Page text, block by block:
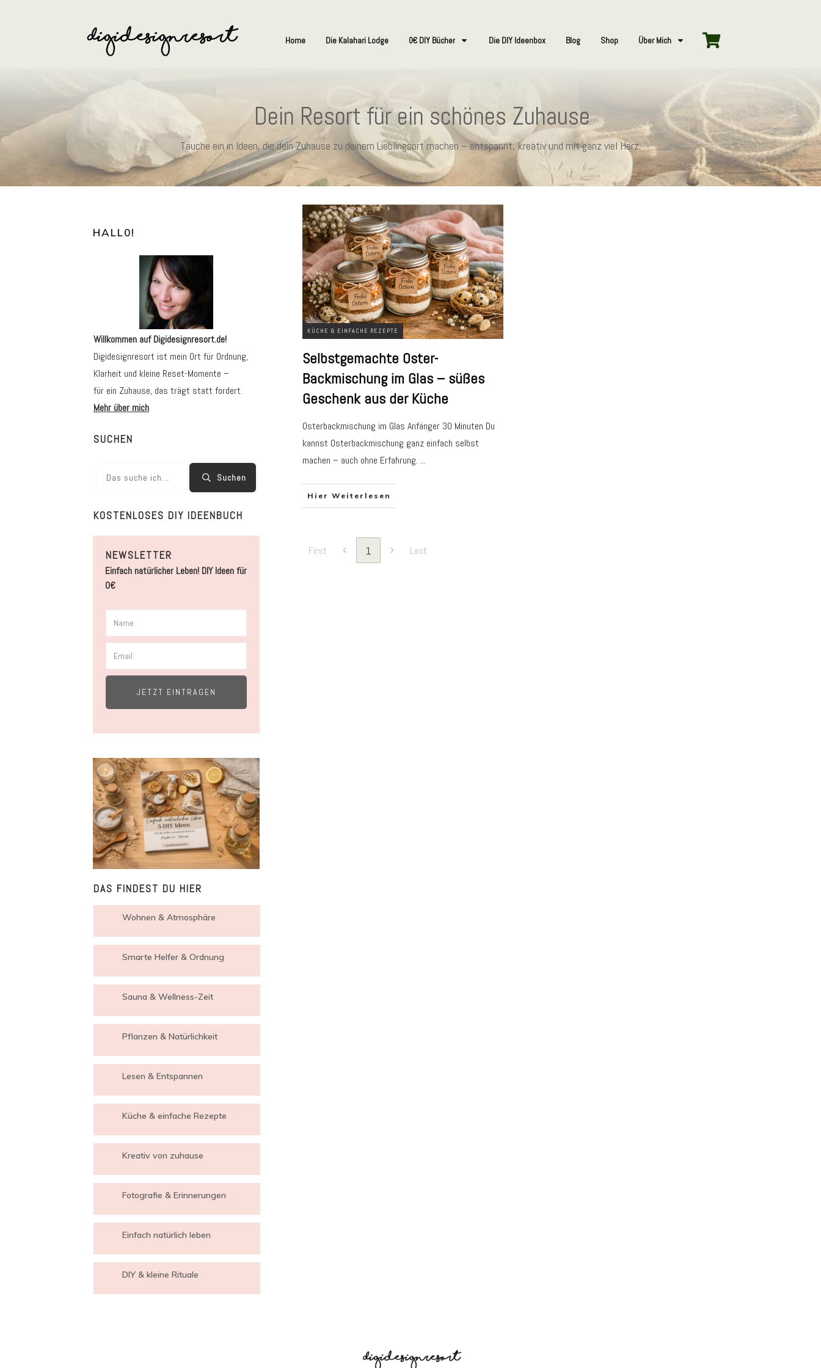
Home Die Kalahari Lodge 0€ DIY Bücher Die DIY Ideenbox Blog Shop Über Mich
Dein Resort für ein schönes Zuhause
Tauche ein in Ideen, die dein Zuhause zu deinem Lieblingsort machen – entspannt, kreativ und mit ganz viel Herz.
KÜCHE & EINFACHE REZEPTE
Selbstgemachte Oster-
Backmischung im Glas – süßes
Geschenk aus der Küche
Osterbackmischung im Glas Anfänger 30 Minuten Du
kannst Osterbackmischung ganz einfach selbst
machen – auch ohne Erfahrung. ...
Hier Weiterlesen
First 1 Last
HALL0!
Willkommen auf Digidesignresort.de!
Digidesignresort ist mein Ort für Ordnung,
Klarheit und kleine Reset-Momente –
für ein Zuhause, das trägt statt fordert.
Mehr über mich
SUCHEN
Suchen
KOSTENLOSES DIY IDEENBUCH
NEWSLETTER
Einfach natürlicher Leben! DIY Ideen für
0€
JETZT EINTRAGEN
DAS FINDEST DU HIER
Wohnen & Atmosphäre
Smarte Helfer & Ordnung
Sauna & Wellness-Zeit
Pflanzen & Natürlichkeit
Lesen & Entspannen
Küche & einfache Rezepte
Kreativ von zuhause
Fotografie & Erinnerungen
Einfach natürlich leben
DIY & kleine Rituale